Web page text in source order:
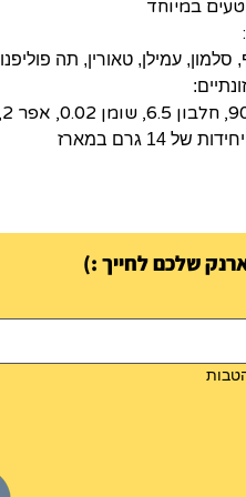
טעים במיוחד
סלמון, עמילן, טאורין, תה
שלכם לחייך :)